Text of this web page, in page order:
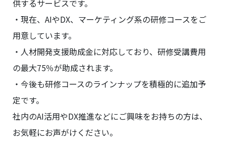
供するサービスです。
・現在、AIやDX、マーケティング系の研修コースをご
用意しています。
・人材開発支援助成金に対応しており、研修受講費用
の最大75％が助成されます。
・今後も研修コースのラインナップを積極的に追加予
定です。
社内のAI活用やDX推進などにご興味をお持ちの方は、
お気軽にお声がけください。